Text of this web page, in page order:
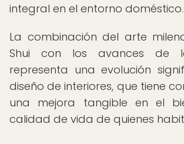
integral en el entorno doméstico.
La combinación del arte
Shui con los avances de
representa una evolución
diseño de interiores, que tiene
una mejora tangible en el
calidad de vida de quienes